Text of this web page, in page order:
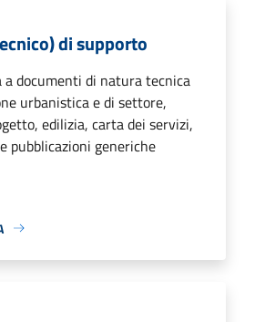
di supporto
a documenti di natura tecnica
urbanistica e di settore,
edilizia, carta dei servizi,
pubblicazioni generiche